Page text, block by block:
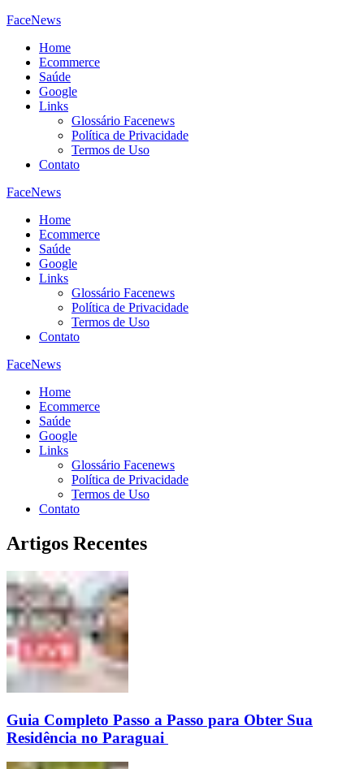
FaceNews
Home
Ecommerce
Saúde
Google
Links
Glossário Facenews
Política de Privacidade
Termos de Uso
Contato
FaceNews
Home
Ecommerce
Saúde
Google
Links
Glossário Facenews
Política de Privacidade
Termos de Uso
Contato
FaceNews
Home
Ecommerce
Saúde
Google
Links
Glossário Facenews
Política de Privacidade
Termos de Uso
Contato
Artigos Recentes
Guia Completo Passo a Passo para Obter Sua
Residência no Paraguai